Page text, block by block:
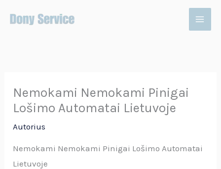
prie
Nemokami Nemokami Pinigai
Lošimo Automatai Lietuvoje
Autorius
Nemokami Nemokami Pinigai Lošimo Automatai
Lietuvoje